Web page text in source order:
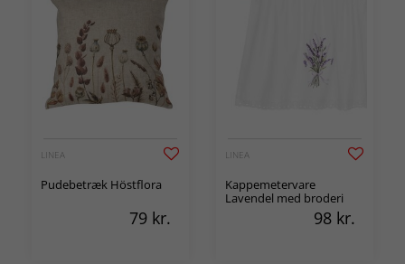
LINEA
Pudebetræk Höstflora
79 kr.
LINEA
Kappemetervare
Lavendel med broderi
98 kr.